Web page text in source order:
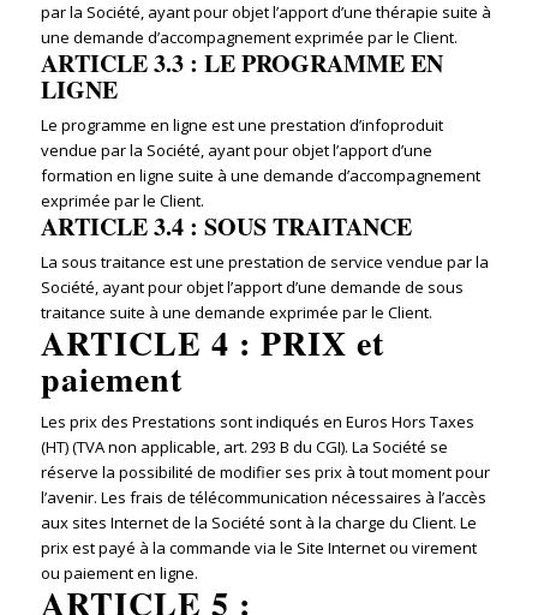
par la Société, ayant pour objet l’apport d’une thérapie suite à
une demande d’accompagnement exprimée par le Client.
ARTICLE 3.3 : LE PROGRAMME EN
LIGNE
Le programme en ligne est une prestation d’infoproduit
vendue par la Société, ayant pour objet l’apport d’une
formation en ligne suite à une demande d’accompagnement
exprimée par le Client.
ARTICLE 3.4 : SOUS TRAITANCE
La sous traitance est une prestation de service vendue par la
Société, ayant pour objet l’apport d’une demande de sous
traitance suite à une demande exprimée par le Client.
ARTICLE 4 : PRIX et
paiement
Les prix des Prestations sont indiqués en Euros Hors Taxes
(HT) (TVA non applicable, art. 293 B du CGI). La Société se
réserve la possibilité de modifier ses prix à tout moment pour
l’avenir. Les frais de télécommunication nécessaires à l’accès
aux sites Internet de la Société sont à la charge du Client. Le
prix est payé à la commande via le Site Internet ou virement
ou paiement en ligne.
ARTICLE 5 :